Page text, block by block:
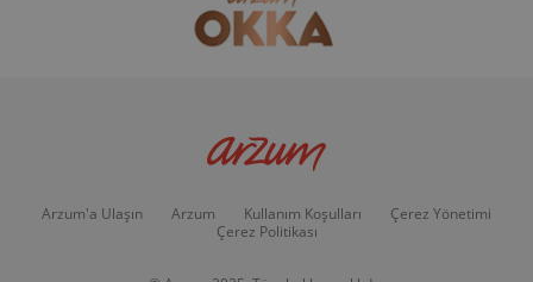
Arzum'a Ulaşın Arzum Kullanım Koşulları
Çerez Yönetimi
Çerez Politikası